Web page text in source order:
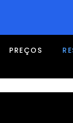
PREÇOS